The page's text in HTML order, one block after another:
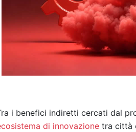
i benefici indiretti cercati dal
di innovazione tra città